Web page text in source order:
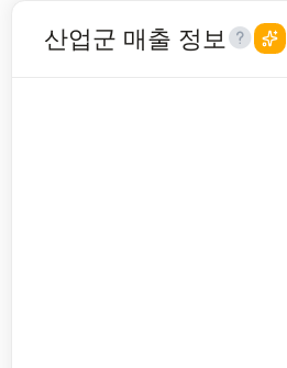
산업군 매출 정보